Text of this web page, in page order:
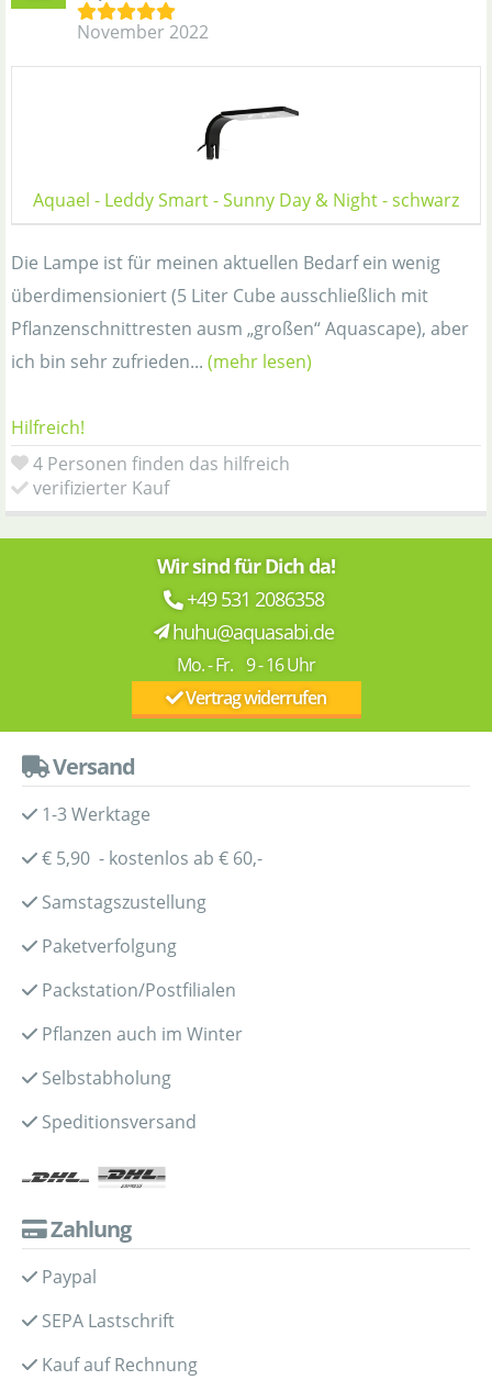
November 2022
Aquael - Leddy Smart - Sunny Day & Night - schwarz
Die Lampe ist für meinen aktuellen Bedarf ein wenig
überdimensioniert (5 Liter Cube ausschließlich mit
Pflanzenschnittresten ausm „großen“ Aquascape), aber
ich bin sehr zufrieden... (mehr lesen)
Hilfreich!
4 Personen finden das hilfreich
verifizierter Kauf
Wir sind für Dich da!
+49 531 2086358
huhu@aquasabi.de
Mo. - Fr. 9 - 16 Uhr
Vertrag widerrufen
Versand
1-3 Werktage
€ 5,90 - kostenlos ab € 60,-
Samstagszustellung
Paketverfolgung
Packstation/Postfilialen
Pflanzen auch im Winter
Selbstabholung
Speditionsversand
Zahlung
Paypal
SEPA Lastschrift
Kauf auf Rechnung